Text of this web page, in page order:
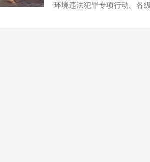
环境违法犯罪专项行动。各